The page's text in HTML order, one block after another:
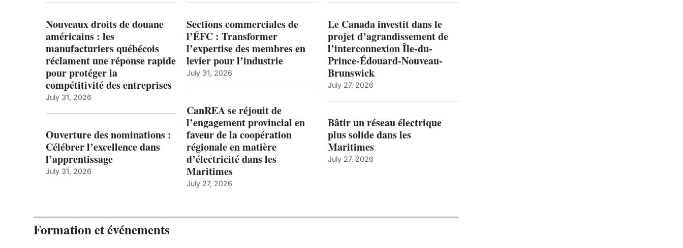
Nouveaux droits de douane
américains : les
manufacturiers québécois
réclament une réponse rapide
pour protéger la
compétitivité des entreprises
July 31, 2026
Ouverture des nominations :
Célébrer l’excellence dans
l’apprentissage
July 31, 2026
Sections commerciales de
l’ÉFC : Transformer
l’expertise des membres en
levier pour l’industrie
July 31, 2026
CanREA se réjouit de
l’engagement provincial en
faveur de la coopération
régionale en matière
d’électricité dans les
Maritimes
July 27, 2026
Le Canada investit dans le
projet d’agrandissement de
l’interconnexion Île-du-
Prince-Édouard-Nouveau-
Brunswick
July 27, 2026
Bâtir un réseau électrique
plus solide dans les
Maritimes
July 27, 2026
Formation et événements